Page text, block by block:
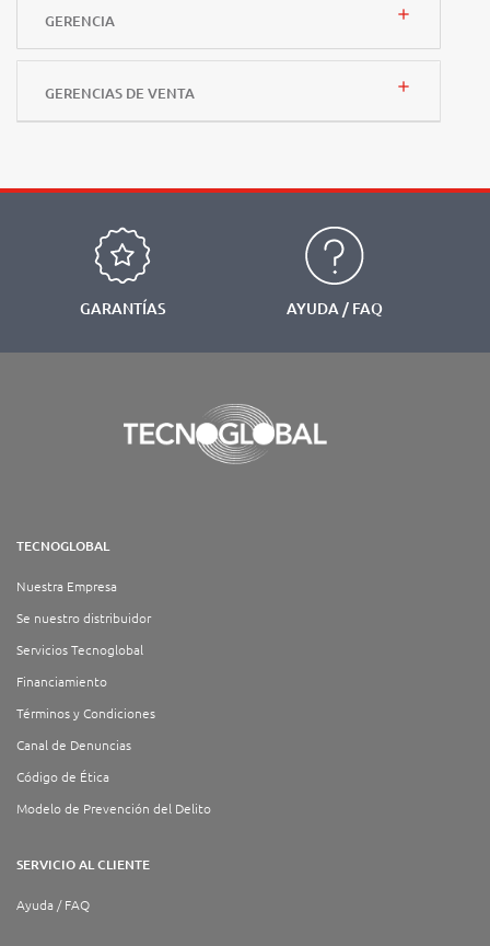
GERENCIA add
GERENCIAS DE VENTA add
GARANTÍAS AYUDA / FAQ
TECNOGLOBAL
Nuestra Empresa
Se nuestro distribuidor
Servicios Tecnoglobal
Financiamiento
Términos y Condiciones
Canal de Denuncias
Código de Ética
Modelo de Prevención del Delito
SERVICIO AL CLIENTE
Ayuda / FAQ